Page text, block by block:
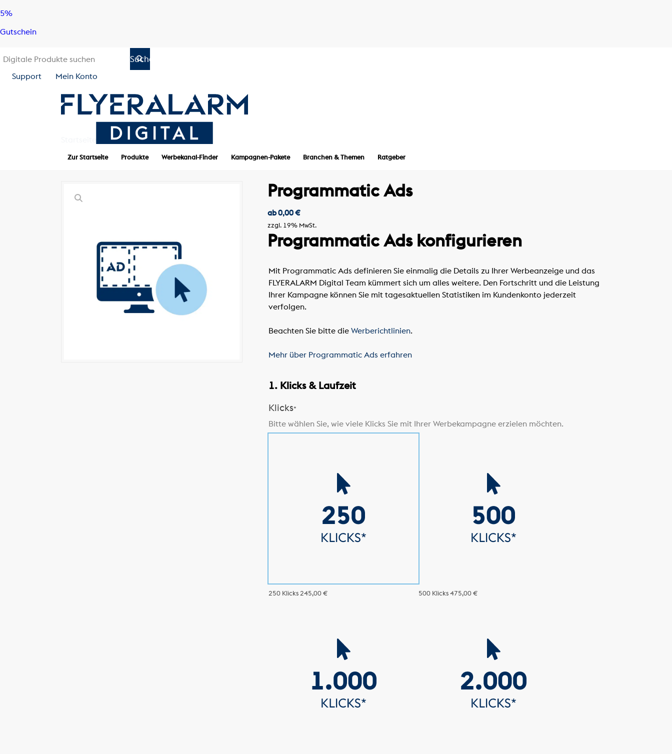
Skip
content
Skip
navigation
5%
Gutschein
Support Mein Konto
Zur Startseite Produkte Werbekanal-Finder Kampagnen-Pakete Branchen & Themen Ratgeber
Shop Programmatic Ads
Programmatic Ads
ab0,00€
zzgl. 19% MwSt.
Programmatic Ads konfigurieren
Mit Programmatic Ads definieren Sie einmalig die Details zu Ihrer Werbeanzeige und das
FLYERALARM Digital Team kümmert sich um alles weitere. Den Fortschritt und die Leistung
Ihrer Kampagne können Sie mit tagesaktuellen Statistiken im Kundenkonto jederzeit
verfolgen.
Beachten Sie bitte die Werberichtlinien.
Mehr über Programmatic Ads erfahren
1. Klicks & Laufzeit
Klicks*
Bitte wählen Sie, wie viele Klicks Sie mit Ihrer Werbekampagne erzielen möchten.
250 Klicks 245,00 € 500 Klicks475,00 €